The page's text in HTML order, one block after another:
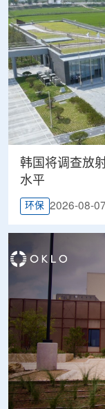
韩国将调查放
水平
环保 2026-08-07